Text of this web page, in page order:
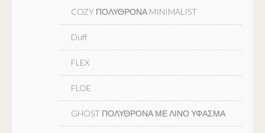
COZY ΠΟΛΥΘΡΟΝΑ MINIMALIST
Duff
FLEX
FLOE
GHOST ΠΟΛΥΘΡΟΝΑ ΜΕ ΛΙΝΟ ΥΦΑΣΜΑ